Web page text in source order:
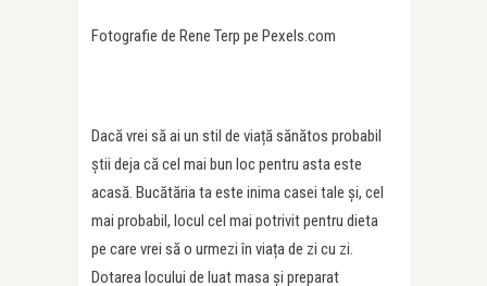
Fotografie de Rene Terp pe Pexels.com
Dacă vrei să ai un stil de viață sănătos probabil
știi deja că cel mai bun loc pentru asta este
acasă. Bucătăria ta este inima casei tale și, cel
mai probabil, locul cel mai potrivit pentru dieta
pe care vrei să o urmezi în viața de zi cu zi.
Dotarea locului de luat masa și preparat